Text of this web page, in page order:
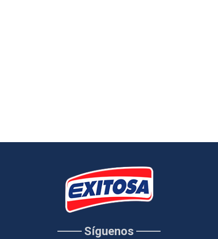
Síguenos